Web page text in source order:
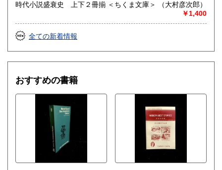
時代小説盛衰史 上下２冊揃 ＜ちくま文庫＞ （大村彦次郎）
￥1,400
全ての新着情報
おすすめの書籍